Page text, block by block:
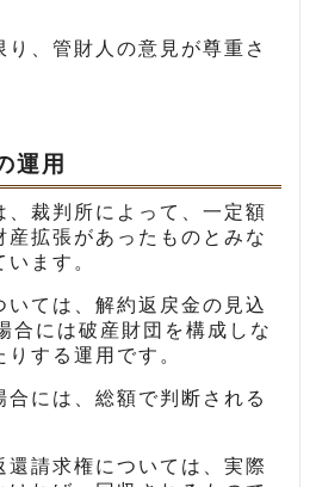
、管財人の意見が尊重さ
運用
、裁判所によって、一定額
産拡張があったものとみな
ます。
いては、解約返戻金の見込
合には破産財団を構成しな
する運用です。
合には、総額で判断される
還請求権については、実際